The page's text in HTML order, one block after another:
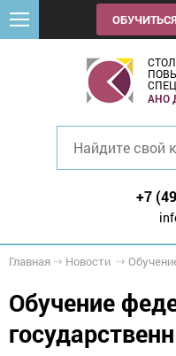
АНО
+7
Главная Новости Обучение
Обучение